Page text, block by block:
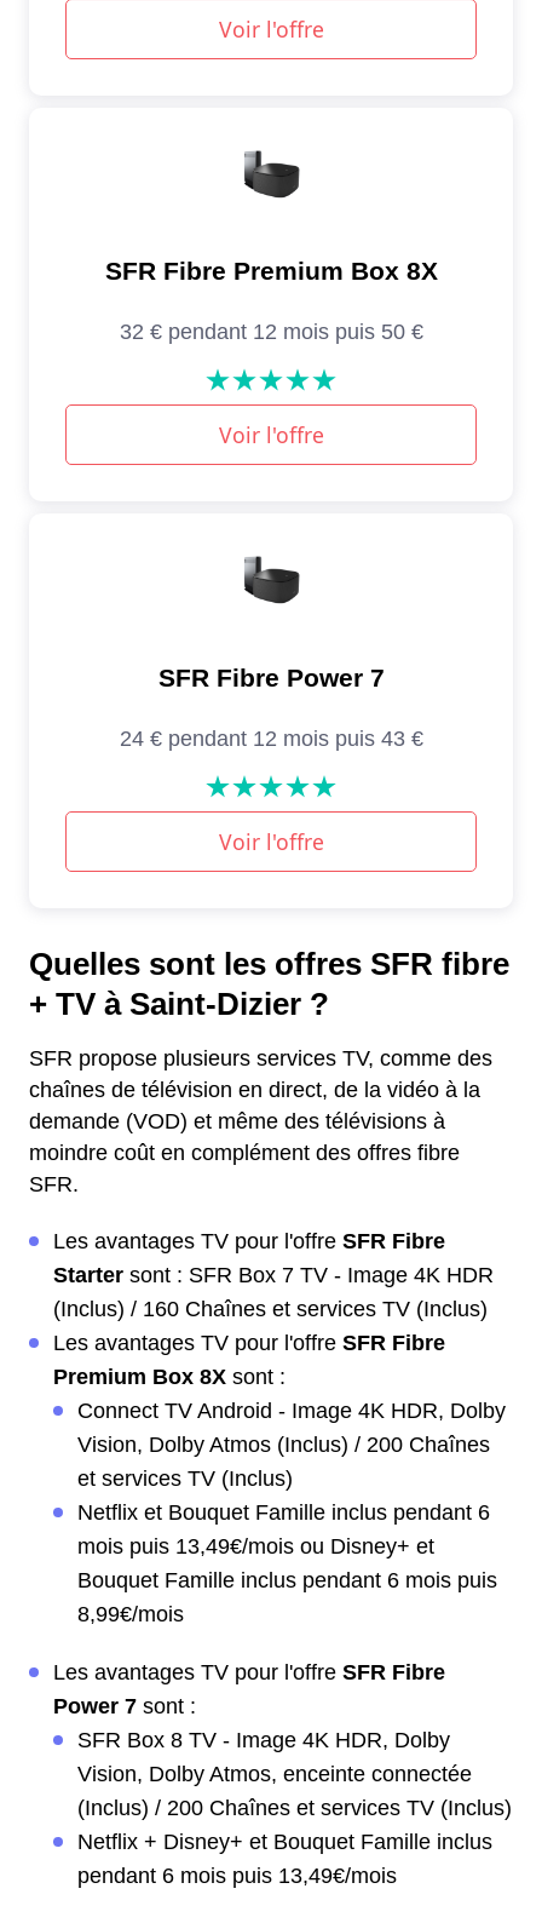
Quelles sont les offres SFR fibre
+ TV à Saint-Dizier ?
SFR propose plusieurs services TV, comme des
chaînes de télévision en direct, de la vidéo à la
demande (VOD) et même des télévisions à
moindre coût en complément des offres fibre
SFR.
Les avantages TV pour l'offre SFR Fibre
Starter sont : SFR Box 7 TV - Image 4K HDR
(Inclus) / 160 Chaînes et services TV (Inclus)
Les avantages TV pour l'offre SFR Fibre
Premium Box 8X sont :
Connect TV Android - Image 4K HDR, Dolby
Vision, Dolby Atmos (Inclus) / 200 Chaînes
et services TV (Inclus)
Netflix et Bouquet Famille inclus pendant 6
mois puis 13,49€/mois ou Disney+ et
Bouquet Famille inclus pendant 6 mois puis
8,99€/mois
Les avantages TV pour l'offre SFR Fibre
Power 7 sont :
SFR Box 8 TV - Image 4K HDR, Dolby
Vision, Dolby Atmos, enceinte connectée
(Inclus) / 200 Chaînes et services TV (Inclus)
Netflix + Disney+ et Bouquet Famille inclus
pendant 6 mois puis 13,49€/mois